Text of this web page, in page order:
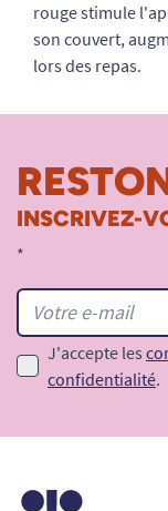
rouge stimule
son couvert,
lors des repas.
INSCRIVEZ-
*
J'accepte les
confidentialité.